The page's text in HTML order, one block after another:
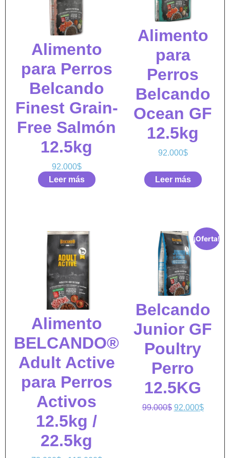
Alimento
para Perros
Belcando
Finest Grain-
Free Salmón
12.5kg
92.000$
Leer más
Alimento
para
Perros
Belcando
Ocean GF
12.5kg
92.000$
Leer más
Alimento
BELCANDO®
Adult Active
para Perros
Activos
12.5kg /
22.5kg
¡Oferta!
Belcando
Junior GF
Poultry
Perro
12.5KG
99.000$ 92.000$